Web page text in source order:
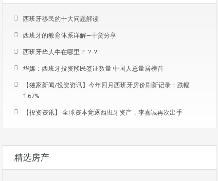
西班牙移民的十大问题解读
西班牙的教育体系详解—干货分享
西班牙华人牛在哪里？？？
华媒：西班牙投资移民签证数量 中国人总量居榜首
【独家新闻/投资资讯】今年四月西班牙房价刷新记录：跌幅
1.67%
【投资资讯】 全球资本竞逐西班牙资产，李嘉诚再次出手
精选房产